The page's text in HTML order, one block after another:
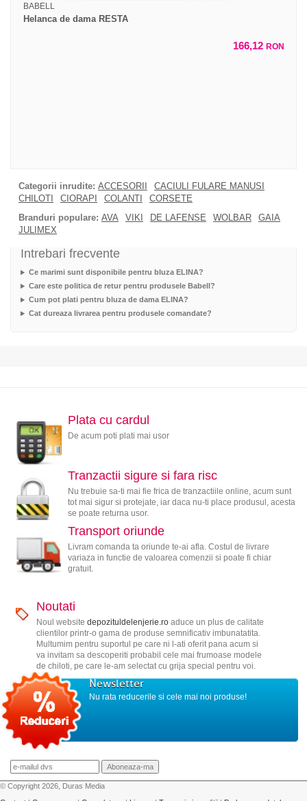
BABELL
Helanca de dama RESTA
166,12 RON
Categorii inrudite: ACCESORII
CACIULI FULARE MANUSI
CHILOTI
CIORAPI COLANTI
CORSETE
Branduri populare: AVA VIKI DE LAFENSE WOLBAR
GAIA
JULIMEX
Intrebari frecvente
Ce marimi sunt disponibile pentru bluza ELINA?
Care este politica de retur pentru produsele Babell?
Cum pot plati pentru bluza de dama ELINA?
Cat dureaza livrarea pentru produsele comandate?
Plata cu cardul
De acum poti plati mai usor
Tranzactii sigure si fara risc
Nu trebuie sa-ti mai fie frica de tranzactiile online, acum sunt
tot mai sigur si protejate, iar daca nu-ti place produsul, acesta
se poate returna usor.
Transport oriunde
Livram comanda ta oriunde te-ai afla. Costul de livrare
variaza in functie de valoarea comenzii si poate fi chiar
gratuit.
Noutati
Noul website depozituldelenjerie.roaduce un plus de calitate
clientilor printr-o gama de produse semnificativ imbunatatita.
Multumim pentru suportul pe care ni l-ati oferit pana acum si
va invitam sa descoperiti probabil cele mai frumoase modele
de chiloti, pe care le-am selectat cu grija special pentru voi.
Newsletter
Nu rata reducerile si cele mai noi produse!
© Copyright 2026, Duras Media